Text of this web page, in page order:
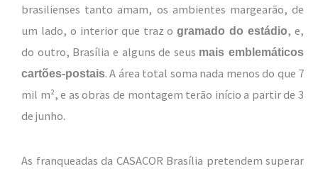
brasilienses tanto amam, os ambientes margearão, de
um lado, o interior que traz ogramado do estádio, e,
do outro, Brasília e alguns de seus mais emblemáticos
cartões-postais. A área total soma nada menos do que 7
mil m², e as obras de montagem terão início a partir de 3
de junho.
As franqueadas da CASACOR Brasília pretendem superar